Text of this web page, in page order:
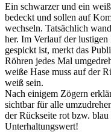
Ein schwarzer und ein
bedeckt und sollen auf
wechseln. Tatsächlich
her. Im Verlauf der
gespickt ist, merkt das
Röhren jedes Mal
weiße Hase muss auf der
weiß sein.
Nach einigem Zögern
sichtbar für alle
der Rückseite rot bzw.
Unterhaltungswert!